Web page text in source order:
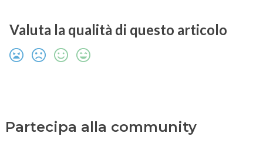
Valuta la qualità di questo articolo
Partecipa alla community